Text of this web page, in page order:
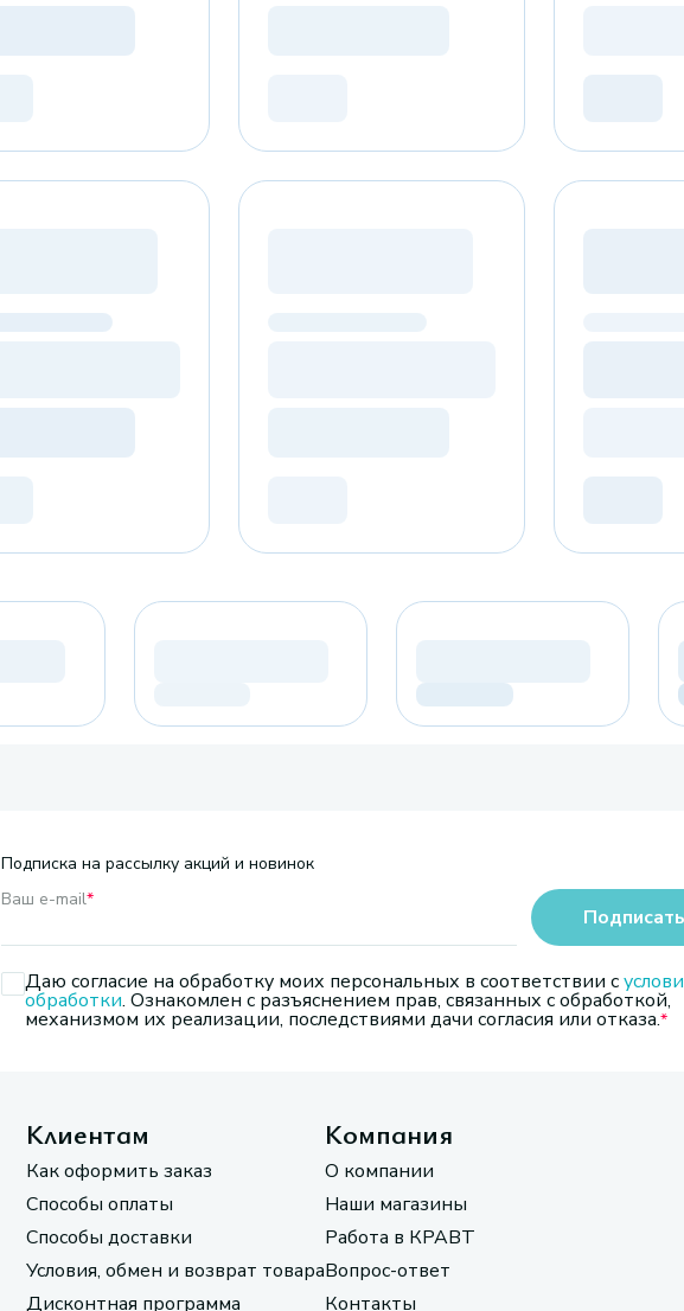
Подписка на рассылку акций и новинок
Ваш e-mail*
Даю согласие на обработку моих персональных в соответствии с
обработки. Ознакомлен с разъяснением прав, связанных с обработкой,
механизмом их реализации, последствиями дачи согласия или отказа.
Клиентам
Как оформить заказ
Способы оплаты
Способы доставки
Условия, обмен и возврат товара
Дисконтная программа
Компания
О компании
Наши магазины
Работа в КРАВТ
Вопрос-ответ
Контакты